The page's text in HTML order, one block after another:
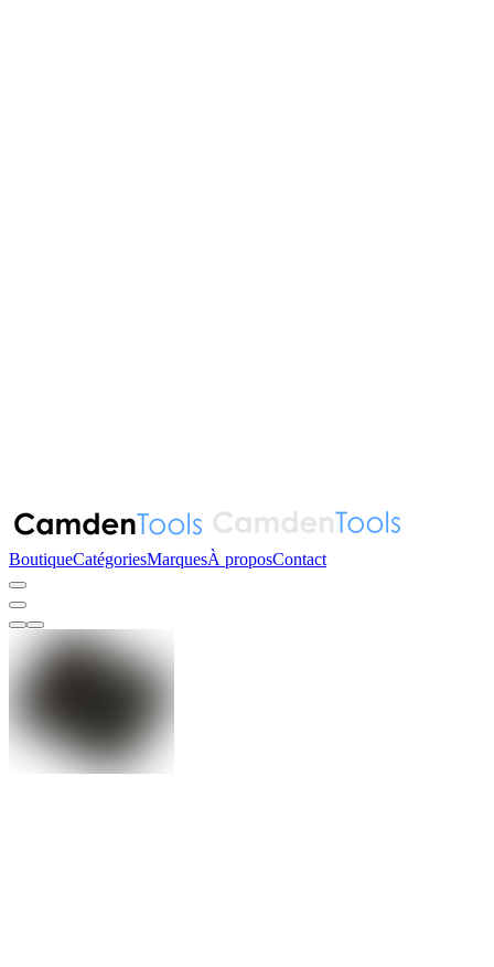
BoutiqueCatégoriesMarquesÀ proposContact